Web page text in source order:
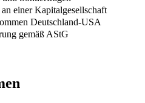
einer Kapitalgesellschaft
Deutschland-USA
gemäß AStG